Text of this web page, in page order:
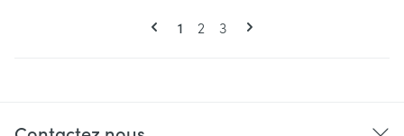
Pages
Vous lisez actuellement la page
1 Page
2 Page
3